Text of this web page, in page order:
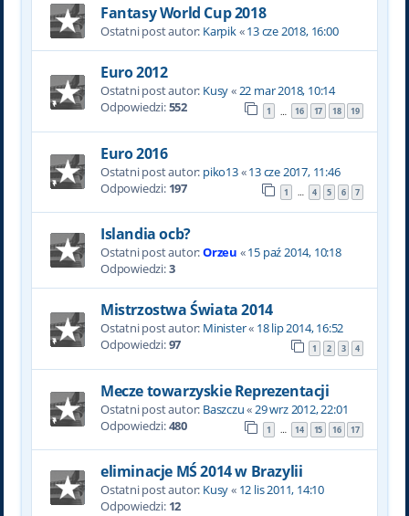
Fantasy World Cup 2018
Ostatni post autor: Karpik«13 cze 2018, 16:00
Euro 2012
Ostatni post autor: Kusy«22 mar 2018, 10:14
Odpowiedzi:552 1 … 16 17 18 19
Euro 2016
Ostatni post autor: piko13«13 cze 2017, 11:46
Odpowiedzi: 197 1 … 4 5 6 7
Islandia ocb?
Ostatni post autor:Orzeu «15 paź 2014, 10:18
Odpowiedzi:3
Mistrzostwa Świata 2014
Ostatni post autor: Minister« 18 lip 2014, 16:52
Odpowiedzi:97 1 2 3 4
Mecze towarzyskie Reprezentacji
Ostatni post autor: Baszczu«29 wrz 2012, 22:01
Odpowiedzi:480 1 … 14 15 16 17
eliminacje MŚ 2014 w Brazylii
Ostatni post autor: Kusy« 12 lis 2011, 14:10
Odpowiedzi: 12